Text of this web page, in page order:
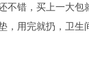
不错，买上一大包
，用完就扔，卫生